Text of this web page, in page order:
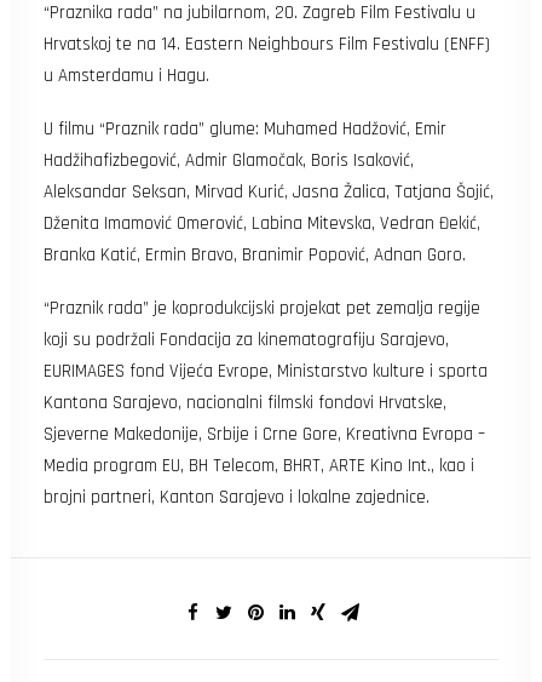
“Praznika rada” na jubilarnom, 20. Zagreb Film Festivalu u
Hrvatskoj te na 14. Eastern Neighbours Film Festivalu (ENFF)
u Amsterdamu i Hagu.
U filmu “Praznik rada” glume: Muhamed Hadžović, Emir
Hadžihafizbegović, Admir Glamočak, Boris Isaković,
Aleksandar Seksan, Mirvad Kurić, Jasna Žalica, Tatjana Šojić,
Dženita Imamović Omerović, Labina Mitevska, Vedran Đekić,
Branka Katić, Ermin Bravo, Branimir Popović, Adnan Goro.
“Praznik rada” je koprodukcijski projekat pet zemalja regije
koji su podržali Fondacija za kinematografiju Sarajevo,
EURIMAGES fond Vijeća Evrope, Ministarstvo kulture i sporta
Kantona Sarajevo, nacionalni filmski fondovi Hrvatske,
Sjeverne Makedonije, Srbije i Crne Gore, Kreativna Evropa –
Media program EU, BH Telecom, BHRT, ARTE Kino Int., kao i
brojni partneri, Kanton Sarajevo i lokalne zajednice.